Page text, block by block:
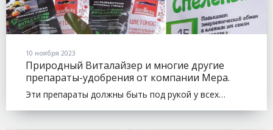
10 ноября 2023
Природный Виталайзер и многие другие
препараты-удобрения от компании Мера.
Эти препараты должны быть под рукой у всех…